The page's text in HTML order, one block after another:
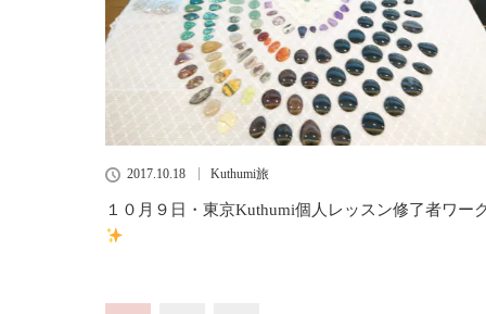
2017.10.18 Kuthumi旅
１０月９日・東京Kuthumi個人レッスン修了者ワー